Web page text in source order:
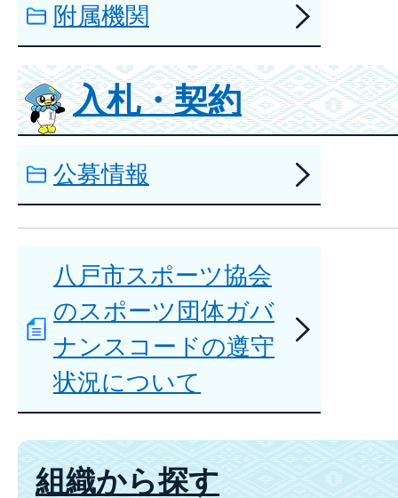
附属機関
入札・契約
公募情報
八戸市スポーツ協会
のスポーツ団体ガバ
ナンスコードの遵守
状況について
組織から探す